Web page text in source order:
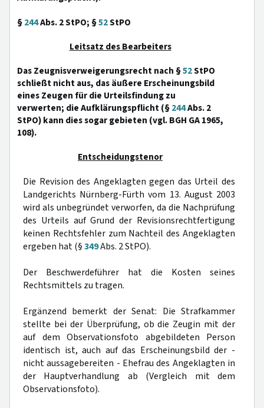
§244Abs. 2 StPO; §52StPO
Leitsatz des Bearbeiters
Das Zeugnisverweigerungsrecht nach §52StPO
schließt nicht aus, das äußere Erscheinungsbild
eines Zeugen für die Urteilsfindung zu
verwerten; die Aufklärungspflicht (§244Abs. 2
StPO) kann dies sogar gebieten (vgl. BGH GA 1965,
108).
Entscheidungstenor
Die Revision des Angeklagten gegen das Urteil des
Landgerichts Nürnberg-Fürth vom 13. August 2003
wird als unbegründet verworfen, da die Nachprüfung
des Urteils auf Grund der Revisionsrechtfertigung
keinen Rechtsfehler zum Nachteil des Angeklagten
ergeben hat (§349Abs. 2 StPO).
Der Beschwerdeführer hat die Kosten seines
Rechtsmittels zu tragen.
Ergänzend bemerkt der Senat: Die Strafkammer
stellte bei der Überprüfung, ob die Zeugin mit der
auf dem Observationsfoto abgebildeten Person
identisch ist, auch auf das Erscheinungsbild der -
nicht aussagebereiten - Ehefrau des Angeklagten in
der Hauptverhandlung ab (Vergleich mit dem
Observationsfoto).